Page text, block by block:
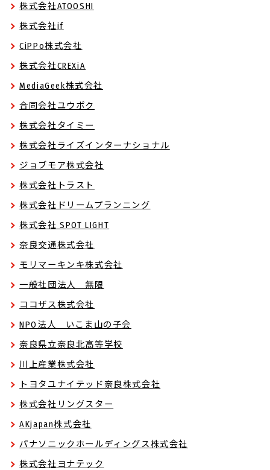
株式会社ATOOSHI
株式会社if
CiPPo株式会社
株式会社CREXiA
MediaGeek株式会社
合同会社ユウボク
株式会社タイミー
株式会社ライズインターナショナル
ジョブモア株式会社
株式会社トラスト
株式会社ドリームプランニング
株式会社 SPOT LIGHT
奈良交通株式会社
モリマーキンキ株式会社
一般社団法人 無限
ココザス株式会社
NPO法人 いこま山の子会
奈良県立奈良北高等学校
川上産業株式会社
トヨタユナイテッド奈良株式会社
株式会社リングスター
AKjapan株式会社
パナソニックホールディングス株式会社
株式会社ヨナテック